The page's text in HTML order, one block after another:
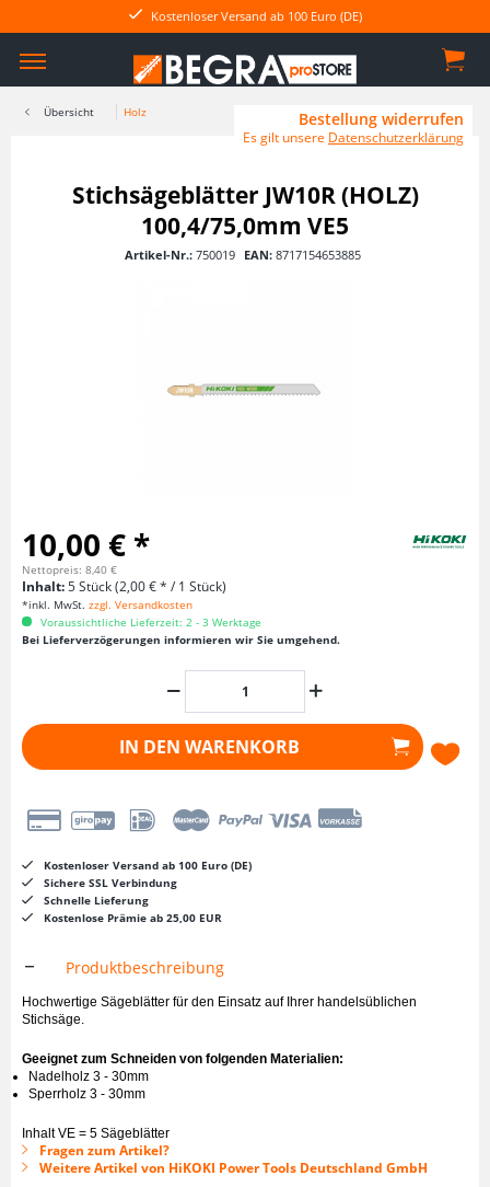
Kostenloser Versand ab 100 Euro (DE)
Übersicht Holz
Stichsägeblätter JW10R (HOLZ)
100,4/75,0mm VE5
Artikel-Nr.: 750019 EAN: 8717154653885
10,00 € *
Nettopreis: 8,40 €
Inhalt:5 Stück (2,00 € * / 1 Stück)
*inkl. MwSt. zzgl. Versandkosten
Voraussichtliche Lieferzeit: 2 - 3 Werktage
Bei Lieferverzögerungen informieren wir Sie umgehend.
IN DEN WARENKORB
Kostenloser Versand ab 100 Euro (DE)
Sichere SSL Verbindung
Schnelle Lieferung
Kostenlose Prämie ab 25,00 EUR
Produktbeschreibung
Hochwertige Sägeblätter für den Einsatz auf Ihrer handelsüblichen
Stichsäge.
Geeignet zum Schneiden von folgenden Materialien:
Nadelholz 3 - 30mm
Sperrholz 3 - 30mm
Inhalt VE = 5 Sägeblätter
Fragen zum Artikel?
Weitere Artikel von HiKOKI Power Tools Deutschland GmbH
Bestellung widerrufen
Es gilt unsere Datenschutzerklärung